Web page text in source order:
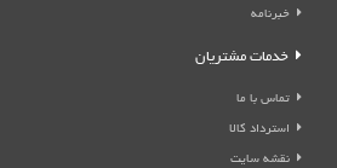
خبرنامه
خدمات مشتریان
تماس با ما
استرداد کالا
نقشه سایت